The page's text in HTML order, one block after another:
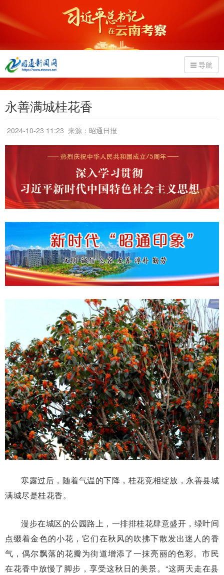
导航
永善满城桂花香
2024-10-23 11:23 来源：昭通日报
寒露过后，随着气温的下降，桂花竞相绽放，永善县城
满城尽是桂花香。
漫步在城区的公园路上，一排排桂花肆意盛开，绿叶间
点缀着金色的小花，它们在秋风的吹拂下散发出迷人的香
气，偶尔飘落的花瓣为街道增添了一抹亮丽的色彩。市民
在花香中放慢了脚步，享受这秋日的美景。“这两天走在县